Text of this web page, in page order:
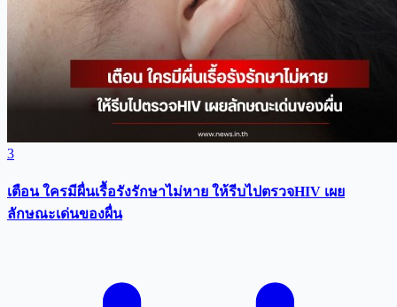
3
เตือน ใครมีผื่นเรื้อรังรักษาไม่หาย ให้รีบไปตรวจHIV เผย
ลักษณะเด่นของผื่น